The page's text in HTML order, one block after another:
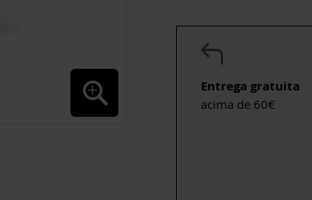
Entrega gratuita
acima de 60€